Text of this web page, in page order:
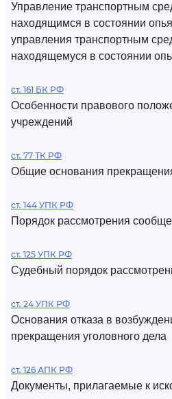
Управление транспортным
находящимся в состоянии
управления транспортным
находящемуся в состоянии
ст. 161 БК РФ
Особенности правового
учреждений
ст. 77 ТК РФ
Общие основания
ст. 144 УПК РФ
Порядок рассмотрения
ст. 125 УПК РФ
Судебный порядок
ст. 24 УПК РФ
Основания отказа в
прекращения уголовного дела
ст. 126 АПК РФ
Документы, прилагаемые к